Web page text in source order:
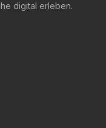
digital erleben.